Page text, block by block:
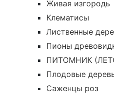
Живая изгородь
Клематисы
Лиственные
Пионы
ПИТОМНИК
Плодовые
Саженцы роз